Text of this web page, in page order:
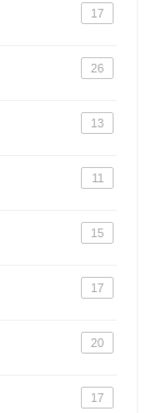
17
26
13
11
15
17
20
17